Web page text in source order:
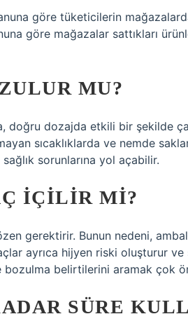
göre tüketicilerin
göre mağazalar sattıkları
MU?
doğru dozajda etkili bir şekilde
sıcaklıklarda ve nemde
sorunlarına yol açabilir.
IÇILIR MI?
gerektirir. Bunun nedeni,
ayrıca hijyen riski oluşturur ve
belirtilerini aramak çok
SÜRE